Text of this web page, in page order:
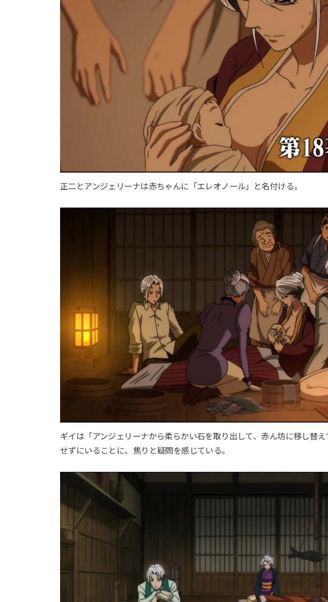
正二とアンジェリーナは赤ちゃんに「エレオノール」と名付ける。
ギイは「アンジェリーナから柔らかい石を取り出して、赤ん坊に移し替
せずにいることに、焦りと疑問を感じている。